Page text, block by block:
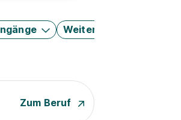
Weitere Filter
Zum Beruf